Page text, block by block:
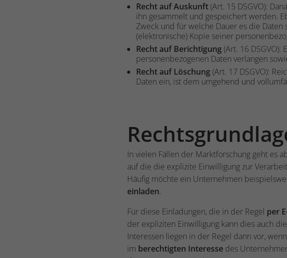
Recht auf Auskunft(Art. 15 DSGVO):
ihn gesammelt und gespeichert werden.
Zweck und für welche Dauer es die
(elektronische) Kopie seiner
Recht auf Berichtigung(Art. 16
personenbezogenen Daten verlangen
Recht auf Löschung(Art. 17 DSGVO):
Daten ein, ist dem umgehend und
In vielen Fällen der Marktforschung geht es
auf die die explizite Einwilligung zur
Häufig möchte ein Unternehmen
einladen.
Für diese Einladungen, die in der Regel per
der expliziten Einwilligung kann dies auch die
Interessen liegen in der Regel dann vor,
im berechtigten Interesse des